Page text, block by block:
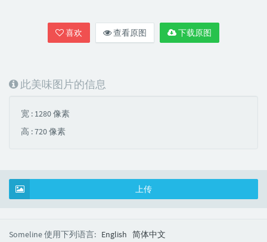
喜欢 查看原图 下载原图
此美味图片的信息
宽 : 1280 像素
高 : 720 像素
上传
Someline 使用下列语言: English 简体中文